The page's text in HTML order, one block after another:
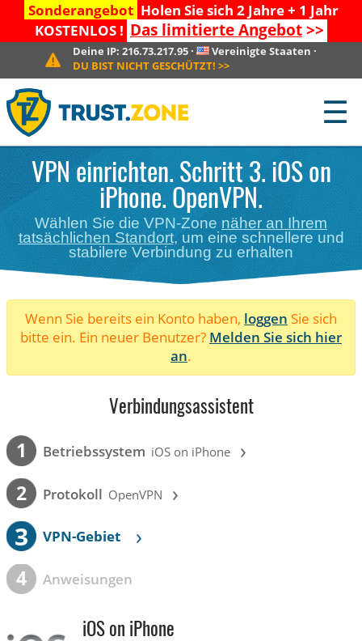
Sonderangebot Holen Sie sich 2 Jahre + 1 Jahr
KOSTENLOS ! Das limitierte Angebot>>
Deine IP:216.73.217.95 · Vereinigte Staaten ·
DU BIST NICHT GESCHÜTZT! >>
☰
VPN einrichten. Schritt 3. iOS on
iPhone. OpenVPN.
Wählen Sie die VPN-Zone näher an Ihrem
tatsächlichen Standort, um eine schnellere und
stabilere Verbindung zu erhalten
Wenn Sie bereits ein Konto haben, loggen Sie sich
bitte ein. Ein neuer Benutzer? Melden Sie sich hier
an.
Verbindungsassistent
1 Betriebssystem iOS on iPhone ›
2 Protokoll OpenVPN ›
3 VPN-Gebiet ›
4 Anweisungen
iOS on iPhone